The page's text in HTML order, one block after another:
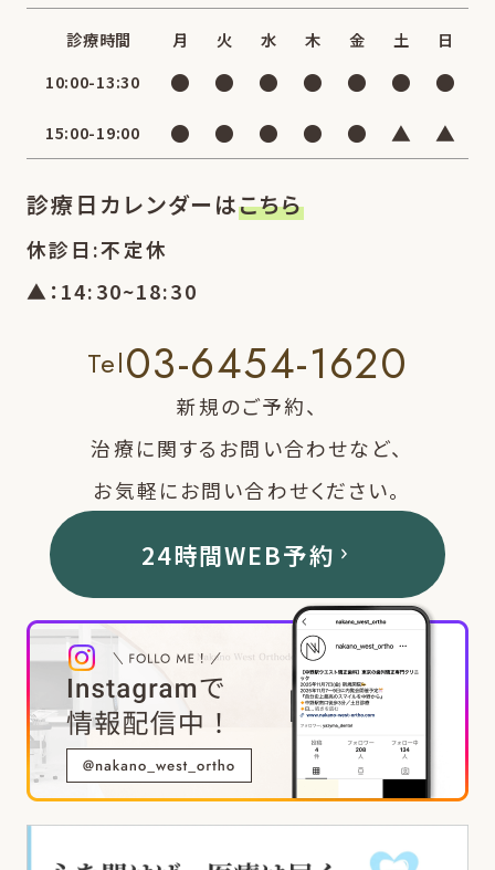
診療時間 月 火 水 木 金 土
日
10:00-13:30
● ● ● ● ● ● ●
15:00-19:00 ● ● ● ● ● ▲ ▲
診療日カレンダーはこちら
休診日:不定休
▲：14:30~18:30
Tel03-6454-1620
新規のご予約、
治療に関するお問い合わせなど、
お気軽にお問い合わせください。
24時間WEB予約